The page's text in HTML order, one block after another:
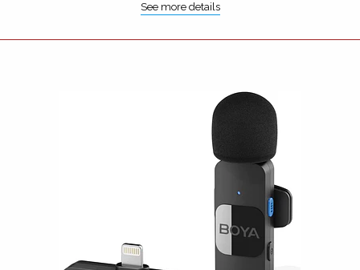
See more details